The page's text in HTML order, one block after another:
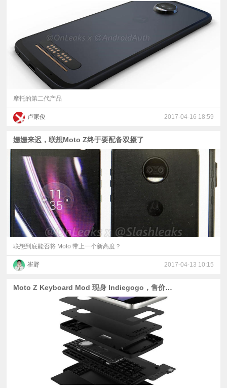
摩托的第二代产品
卢家俊 2017-04-16 18:59
姗姗来迟，联想Moto Z终于要配备双摄了
联想到底能否将 Moto 带上一个新高度？
崔野 2017-04-13 10:15
Moto Z Keyboard Mod 现身 Indiegogo，售价 120 刀